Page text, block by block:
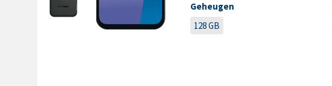
Geheugen
128 GB